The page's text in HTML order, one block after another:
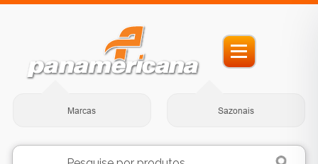
Marcas Sazonais